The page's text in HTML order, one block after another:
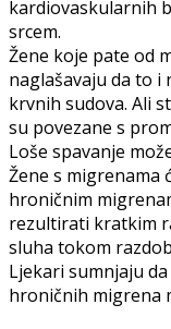
kardiovaskularnih
srcem.
Žene koje pate od
naglašavaju da to
krvnih sudova. Ali
su povezane s
Loše spavanje
Žene s
hroničnim
rezultirati kratkim
sluha tokom
Ljekari sumnjaju
hroničnih migrena